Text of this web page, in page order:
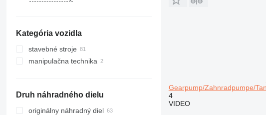
Kategória vozidla
stavebné stroje
rýpadlá
finišery
stavebné nakladače
kolesové nakladače
iné stavebné stroje
manipulačna technika
Druh náhradného dielu
originálny náhradný diel
Gearpump/Zahnradpumpe/
4
VIDEO